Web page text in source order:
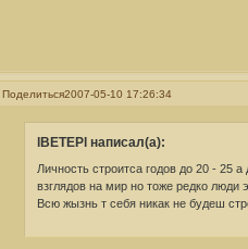
Поделиться2007-05-10 17:26:34
lBETEPl написал(а):
Личность строитса годов до 20 - 25
взглядов на мир но тоже редко люди
Всю жызнь т себя никак не будеш